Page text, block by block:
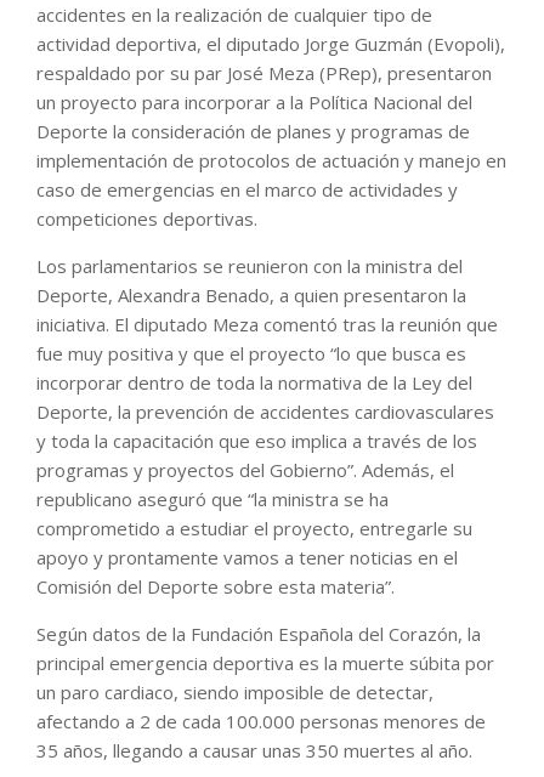
accidentes en la realización de cualquier tipo de
actividad deportiva, el diputado Jorge Guzmán (Evopoli),
respaldado por su par José Meza (PRep), presentaron
un proyecto para incorporar a la Política Nacional del
Deporte la consideración de planes y programas de
implementación de protocolos de actuación y manejo en
caso de emergencias en el marco de actividades y
competiciones deportivas.
Los parlamentarios se reunieron con la ministra del
Deporte, Alexandra Benado, a quien presentaron la
iniciativa. El diputado Meza comentó tras la reunión que
fue muy positiva y que el proyecto “lo que busca es
incorporar dentro de toda la normativa de la Ley del
Deporte, la prevención de accidentes cardiovasculares
y toda la capacitación que eso implica a través de los
programas y proyectos del Gobierno”. Además, el
republicano aseguró que “la ministra se ha
comprometido a estudiar el proyecto, entregarle su
apoyo y prontamente vamos a tener noticias en el
Comisión del Deporte sobre esta materia”.
Según datos de la Fundación Española del Corazón, la
principal emergencia deportiva es la muerte súbita por
un paro cardiaco, siendo imposible de detectar,
afectando a 2 de cada 100.000 personas menores de
35 años, llegando a causar unas 350 muertes al año.